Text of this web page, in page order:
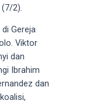
2).
Gereja
Viktor
dan
Ibrahim
dan